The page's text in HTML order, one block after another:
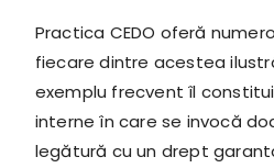
Practica CEDO oferă
fiecare dintre acestea
exemplu frecvent îl
interne în care se invocă
legătură cu un drept